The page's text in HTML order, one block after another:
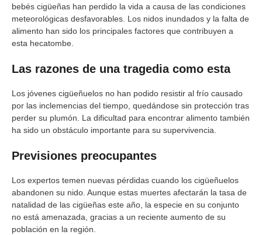
bebés cigüeñas han perdido la vida a causa de las condiciones
meteorológicas desfavorables. Los nidos inundados y la falta de
alimento han sido los principales factores que contribuyen a
esta hecatombe.
Las razones de una tragedia como esta
Los jóvenes cigüeñuelos no han podido resistir al frío causado
por las inclemencias del tiempo, quedándose sin protección tras
perder su plumón. La dificultad para encontrar alimento también
ha sido un obstáculo importante para su supervivencia.
Previsiones preocupantes
Los expertos temen nuevas pérdidas cuando los cigüeñuelos
abandonen su nido. Aunque estas muertes afectarán la tasa de
natalidad de las cigüeñas este año, la especie en su conjunto
no está amenazada, gracias a un reciente aumento de su
población en la región.